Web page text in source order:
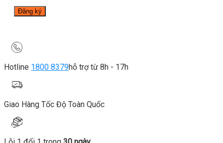
Hotline 1800 8379hỗ trợ từ 8h - 17h
Giao Hàng Tốc Độ Toàn Quốc